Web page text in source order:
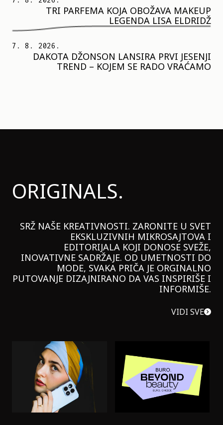
TRI PARFEMA KOJA OBOŽAVA MAKEUP
LEGENDA LISA ELDRIDŽ
7. 8. 2026.
DAKOTA DŽONSON LANSIRA PRVI JESENJI
TREND – KOJEM SE RADO VRAĆAMO
ORIGINALS.
SRŽ NAŠE KREATIVNOSTI. ZARONITE U SVET
EKSKLUZIVNIH MIKROSAJTOVA I
EDITORIJALA KOJI DONOSE SVEŽE,
INOVATIVNE SADRŽAJE. OD UMETNOSTI DO
MODE, SVAKA PRIČA JE ORGINALNO
PUTOVANJE DIZAJNIRANO DA VAS INSPIRIŠE I
INFORMIŠE.
VIDI SVE